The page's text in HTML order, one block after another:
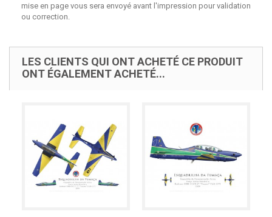
mise en page vous sera envoyé avant l'impression pour validation
ou correction.
LES CLIENTS QUI ONT ACHETÉ CE PRODUIT
ONT ÉGALEMENT ACHETÉ...